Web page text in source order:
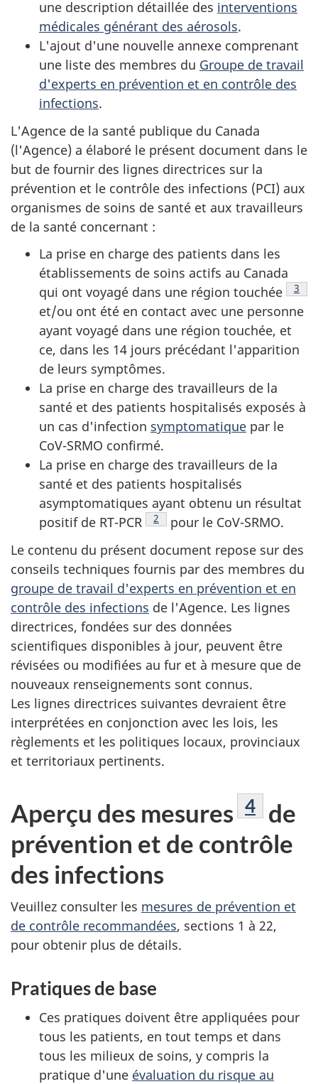
une description détaillée des interventions
médicales générant des aérosols.
L'ajout d'une nouvelle annexe comprenant
une liste des membres du Groupe de travail
d'experts en prévention et en contrôle des
infections.
L'Agence de la santé publique du Canada
(l'Agence) a élaboré le présent document dans le
but de fournir des lignes directrices sur la
prévention et le contrôle des infections (PCI) aux
organismes de soins de santé et aux travailleurs
de la santé concernant :
La prise en charge des patients dans les
établissements de soins actifs au Canada
qui ont voyagé dans une région touchée
3
et/ou ont été en contact avec une personne
ayant voyagé dans une région touchée, et
ce, dans les 14 jours précédant l'apparition
de leurs symptômes.
La prise en charge des travailleurs de la
santé et des patients hospitalisés exposés à
un cas d'infection symptomatique par le
CoV-SRMO confirmé.
La prise en charge des travailleurs de la
santé et des patients hospitalisés
asymptomatiques ayant obtenu un résultat
positif de RT-PCR
Note de bas de page
2
pour le CoV-SRMO.
Le contenu du présent document repose sur des
conseils techniques fournis par des membres du
groupe de travail d'experts en prévention et en
contrôle des infections de l'Agence. Les lignes
directrices, fondées sur des données
scientifiques disponibles à jour, peuvent être
révisées ou modifiées au fur et à mesure que de
nouveaux renseignements sont connus.
Les lignes directrices suivantes devraient être
interprétées en conjonction avec les lois, les
règlements et les politiques locaux, provinciaux
et territoriaux pertinents.
Aperçu des mesures Note de
4 de
prévention et de contrôle
des infections
Veuillez consulter les mesures de prévention et
de contrôle recommandées, sections 1 à 22,
pour obtenir plus de détails.
Pratiques de base
Ces pratiques doivent être appliquées pour
tous les patients, en tout temps et dans
tous les milieux de soins, y compris la
pratique d'une évaluation du risque au